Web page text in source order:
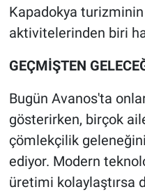
Kapadokya
aktivitelerinden biri
GEÇMİŞTEN
Bugün Avanos'ta
gösterirken, birçok
çömlekçilik
ediyor. Modern
üretimi kolaylaştırsa